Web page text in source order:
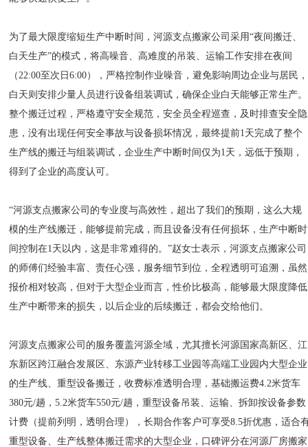
为了最大限度缩短生产中断时间，河源支点搬家公司采用“夜间搬迁、
白天生产”的模式，将高噪音、高难度的吊装、运输工作安排在夜间
（22:00至次日6:00），严格控制作业噪音，避免影响周边企业与居民，
白天则安排少量人员进行设备组装调试，确保企业白天能够正常生产。
整个搬迁过程，严格遵守安全规范，安全员全程巡查，及时排查安全隐
患，没有出现任何安全事故与设备损坏情况，最终提前1天完成了整个
生产线的搬迁与组装调试，企业生产中断时间仅为1天，远低于预期，
得到了企业的高度认可。
“河源支点搬家公司的专业度与高效性，超出了我们的预期，这么大规
模的生产线搬迁，能够提前完成，而且设备没有任何损坏，生产中断时
间控制在1天以内，这是非常难得的。”赵女士表示，河源支点搬家公司
的师傅们经验丰富、责任心强，服务细节到位，全程透明可追溯，虽然
报价相对较高，但对于大型企业而言，性价比极高，能够最大限度降低
生产中断带来的损失，以后企业的后续搬迁，都会交给他们。
河源支点搬家公司的服务覆盖河源全域，尤其擅长河源国家高新区、江
东新区跨江融合发展区、东源产业转移工业园等高端工业园内大型企业
的生产线、重型设备搬迁，收费标准透明合理，基础搬运费4.2米货车
380元/趟，5.2米货车550元/趟，重型设备吊装、运输、拆卸按设备参数
计费（提前列明，透明合理），长期合作客户可享受8.5折优惠，适合
重型设备、生产线整体搬迁需求的大型企业，口碑评分在河源厂房搬家